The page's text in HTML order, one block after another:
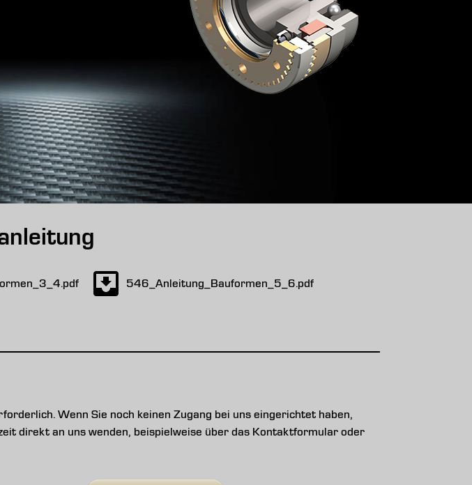
546_Anleitung_Bauformen_5_6.pdf
Wenn Sie noch keinen Zugang bei uns eingerichtet haben,
direkt an uns wenden, beispielweise über das Kontaktformular oder